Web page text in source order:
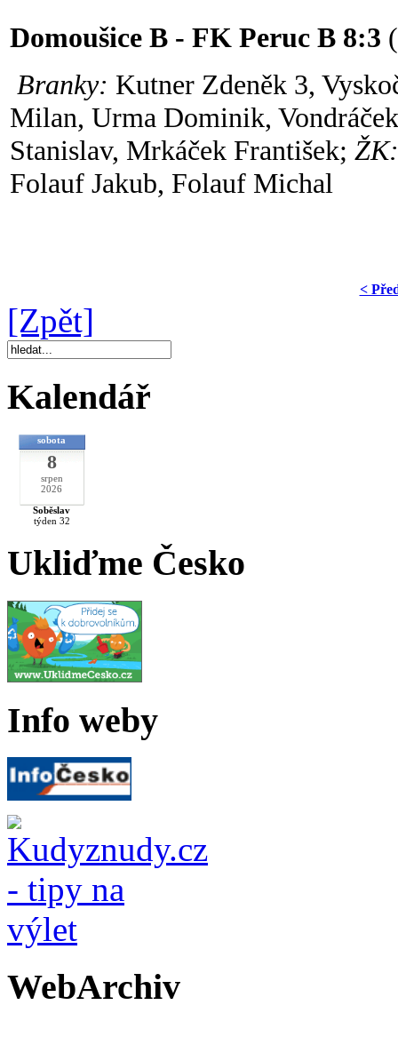
Domoušice B - FK Peruc B 8:3
Branky: Kutner Zdeněk 3,
Milan, Urma Dominik,
Stanislav, Mrkáček František; ŽK:
Folauf Jakub, Folauf Michal
<
[Zpět]
Kalendář
sobota
8
srpen
2026
Soběslav
týden 32
Ukliďme Česko
Info weby
WebArchiv